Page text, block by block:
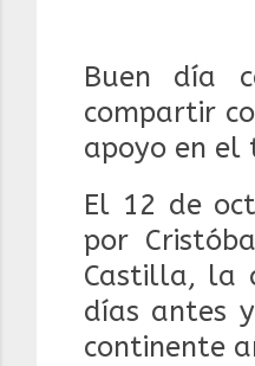
Buen día
compartir
apoyo en el
El 12 de
por
Castilla, la
días antes
continente